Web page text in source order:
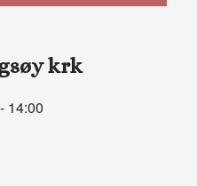
krk
- 14:00